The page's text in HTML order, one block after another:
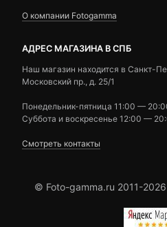
О компании Fotogamma
АДРЕС МАГАЗИНА В СПБ
Наш магазин находится в Санкт-
Московский пр., д. 25/1
Понедельник-пятница 11:00 —
Суббота и воскресенье 12:00 —
Смотреть контакты
© Foto-gamma.ru 2011-